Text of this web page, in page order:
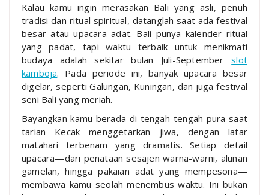
Kalau kamu ingin merasakan Bali yang asli, penuh
tradisi dan ritual spiritual, datanglah saat ada festival
besar atau upacara adat. Bali punya kalender ritual
yang padat, tapi waktu terbaik untuk menikmati
budaya adalah sekitar bulan Juli-Septemberslot
kamboja. Pada periode ini, banyak upacara besar
digelar, seperti Galungan, Kuningan, dan juga festival
seni Bali yang meriah.
Bayangkan kamu berada di tengah-tengah pura saat
tarian Kecak menggetarkan jiwa, dengan latar
matahari terbenam yang dramatis. Setiap detail
upacara—dari penataan sesajen warna-warni, alunan
gamelan, hingga pakaian adat yang mempesona—
membawa kamu seolah menembus waktu. Ini bukan